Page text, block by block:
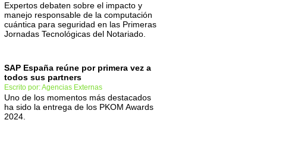
Expertos debaten sobre el impacto y
manejo responsable de la computación
cuántica para seguridad en las Primeras
Jornadas Tecnológicas del Notariado.
SAP España reúne por primera vez a
todos sus partners
Escrito por: Agencias Externas
Uno de los momentos más destacados
ha sido la entrega de los PKOM Awards
2024.